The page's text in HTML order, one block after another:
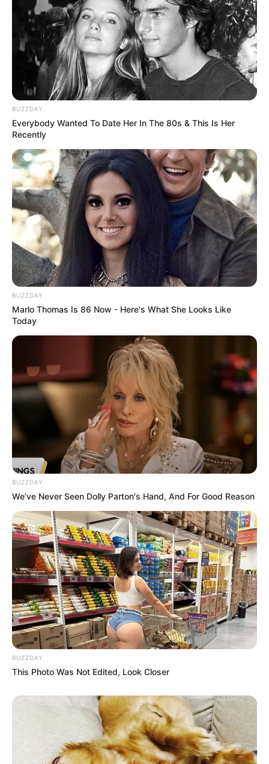
10. Jika punya burung, kardus susu atau jus bisa
dimanfaatkan lagi lho. Caranya dengan melubangi
pada bagian atas lalu digantungkan seperti ini
Baca juga:
Redekorasi
Boks kosong bisa jadi bermanfaat, bukan?
TAGS BOX KARDUS
BUZZDAY
Everybody Wanted To Date Her In The 80s & This Is Her
Recently
BUZZDAY
Marlo Thomas Is 86 Now - Here's What She Looks Like
Today
BUZZDAY
We’ve Never Seen Dolly Parton's Hand, And For Good Reason
BUZZDAY
This Photo Was Not Edited, Look Closer